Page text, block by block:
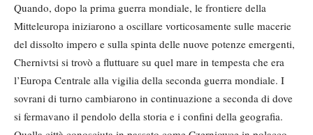
Quando, dopo la prima guerra mondiale, le frontiere della
Mitteleuropa iniziarono a oscillare vorticosamente sulle macerie
del dissolto impero e sulla spinta delle nuove potenze emergenti,
Chernivtsi si trovò a fluttuare su quel mare in tempesta che era
l’Europa Centrale alla vigilia della seconda guerra mondiale. I
sovrani di turno cambiarono in continuazione a seconda di dove
si fermavano il pendolo della storia e i confini della geografia.